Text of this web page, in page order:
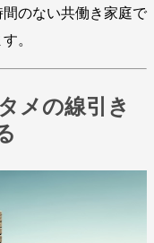
のない共働き家庭で
。
メの線引き